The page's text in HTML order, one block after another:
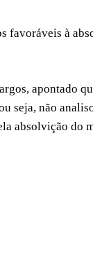
favoráveis à
apontado
seja, não
absolvição do